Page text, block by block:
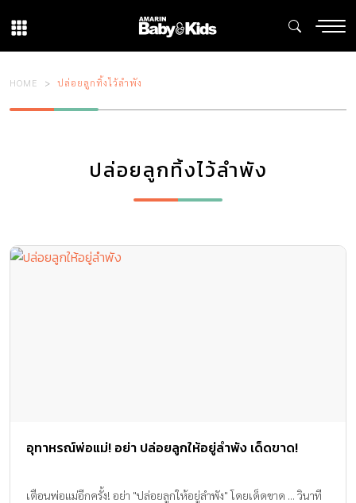
HOME ปล่อยลูกทิ้งไว้ลำพัง
ปล่อยลูกทิ้งไว้ลำพัง
อุทาหรณ์พ่อแม่! อย่า ปล่อยลูกให้อยู่ลำพัง เด็ดขาด!
เตือนพ่อแม่อีกครั้ง! อย่า "ปล่อยลูกให้อยู่ลำพัง" โดยเด็ดขาด ... วินาที